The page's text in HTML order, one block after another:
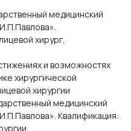
медицинский
хирург,
и возможностях
хирургической
хирургии
медицинский
Квалификация: